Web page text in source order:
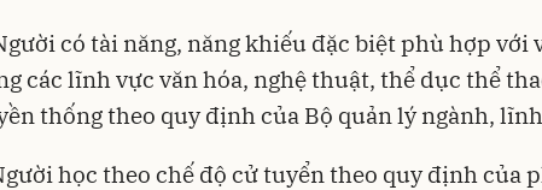
có tài năng, năng khiếu đặc biệt phù hợp với
các lĩnh vực văn hóa, nghệ thuật, thể dục thể
thống theo quy định của Bộ quản lý ngành,
học theo chế độ cử tuyển theo quy định của